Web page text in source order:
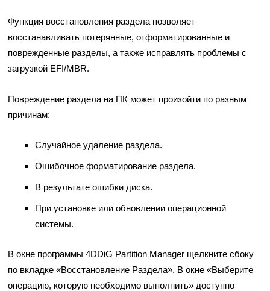
Функция восстановления раздела позволяет
восстанавливать потерянные, отформатированные и
поврежденные разделы, а также исправлять проблемы с
загрузкой EFI/MBR.
Повреждение раздела на ПК может произойти по разным
причинам:
Случайное удаление раздела.
Ошибочное форматирование раздела.
В результате ошибки диска.
При установке или обновлении операционной
системы.
В окне программы 4DDiG Partition Manager щелкните сбоку
по вкладке «Восстановление Раздела». В окне «Выберите
операцию, которую необходимо выполнить» доступно